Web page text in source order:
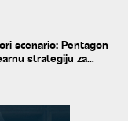
scenario: Pentagon
strategiju za